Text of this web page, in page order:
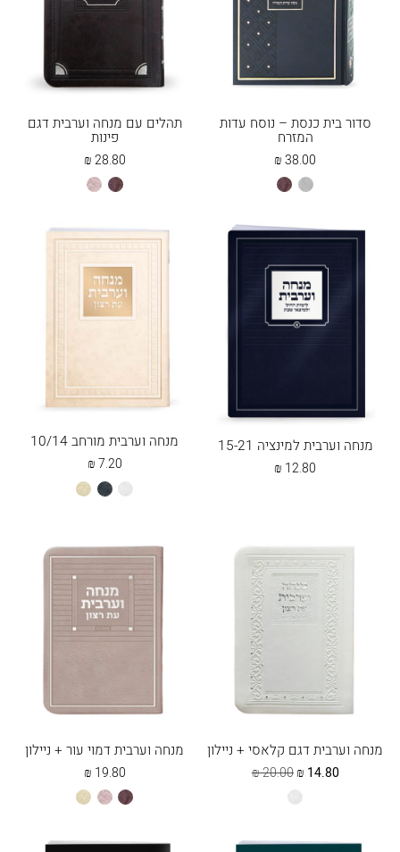
סדור בית כנסת – נוסח עדות
המזרח
38.00
₪
אפורחום
תהלים עם מנחה וערבית דגם
פינות
28.80
₪
חום כספסף
מנחה וערבית למינציה 15-21
12.80
₪
מנחה וערבית מורחב 10/14
7.20
₪
לבן שחורשמנת
מנחה וערבית דגם קלאסי + ניילון
20.00
₪
המחיר
היה:
14.80
₪
לבן
מנחה וערבית דמוי עור + ניילון
19.80
₪
חום כספסףשמנת